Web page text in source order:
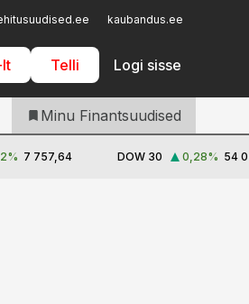
kaubandus.ee
lt Telli Logi sisse
Iseteenindus
Telli Finantsuudised
Minu Finantsuudised
% 7 757,64 DOW 30 0,28% 54